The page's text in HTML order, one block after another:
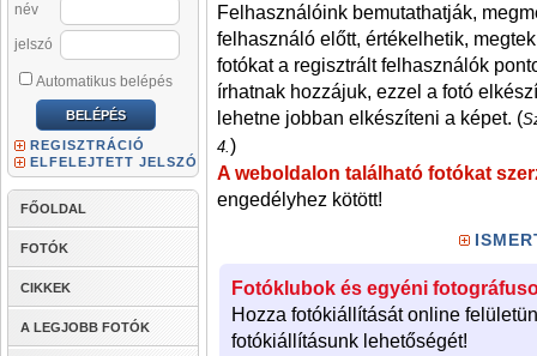
név
jelszó
Automatikus belépés
REGISZTRÁCIÓ
ELFELEJTETT JELSZÓ
FŐOLDAL
FOTÓK
CIKKEK
A LEGJOBB FOTÓK
Felhasználóink bemutathatják,
felhasználó előtt, értékelhetik,
fotókat a regisztrált felhasználók
írhatnak hozzájuk, ezzel a fotó
lehetne jobban elkészíteni a képet. (
4.)
A weboldalon található fotókat
engedélyhez kötött!
Fotóklubok és egyéni
Hozza fotókiállítását online
fotókiállításunk lehetőségét!